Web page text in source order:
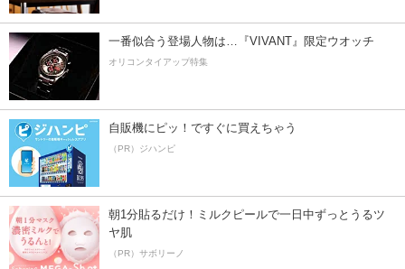
一番似合う登場人物は…『VIVANT』限定ウオッチ
オリコンタイアップ特集
自販機にピッ！ですぐに買えちゃう
（PR）ジハンピ
朝1分貼るだけ！ミルクピールで一日中ずっとうるツ
ヤ肌
（PR）サボリーノ